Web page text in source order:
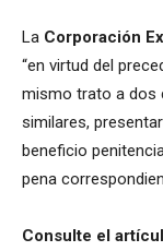
La Corporación
“en virtud del
mismo trato a dos
similares,
beneficio
pena
Consulte el